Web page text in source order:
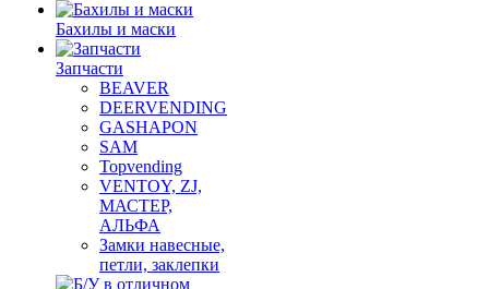
Бахилы и маски
Запчасти
BEAVER
DEERVENDING
GASHAPON
SAM
Topvending
VENTOY, ZJ,
МАСТЕР,
АЛЬФА
Замки навесные,
петли, заклепки